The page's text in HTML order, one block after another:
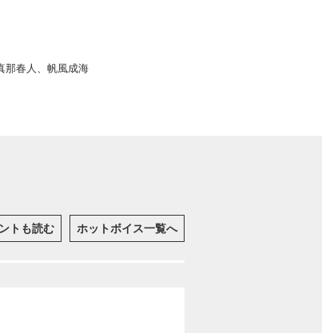
那春人、帆風成海
トも読む ホットボイス一覧へ